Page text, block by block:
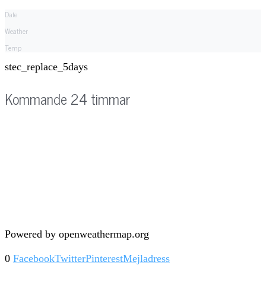
Date
Weather
Temp
stec_replace_5days
Kommande 24 timmar
Powered by openweathermap.org
0 FacebookTwitterPinterestMejladress